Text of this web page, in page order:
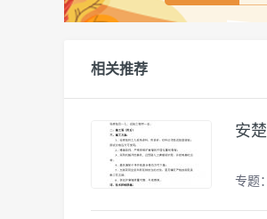
相关推荐
安楚
专题：